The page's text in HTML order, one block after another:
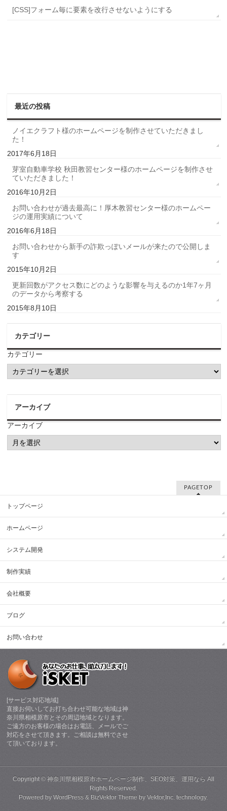
[CSS]フォーム毎に要素を改行させないようにする
最近の投稿
ノイエクラフト様のホームページを制作させていただきまし
た！
2017年6月18日
芽室自動車学校 秋田教習センター様のホームページを制作させ
ていただきました！
2016年10月2日
お問い合わせが過去最高に！厚木教習センター様のホームペー
ジの運用実績について
2016年6月18日
お問い合わせから新手の詐欺っぽいメールが来たので公開しま
す
2015年10月2日
更新回数がアクセス数にどのような影響を与えるのか1年7ヶ月
のデータから考察する
2015年8月10日
カテゴリー
カテゴリー
アーカイブ
アーカイブ
PAGETOP
トップページ
ホームページ
システム開発
制作実績
会社概要
ブログ
お問い合わせ
[サービス対応地域]
直接お伺いしてお打ち合わせ可能な地域は神
奈川県相模原市とその周辺地域となります。
ご遠方のお客様の場合はお電話、メールでご
対応をさせて頂きます。ご相談は無料でさせ
て頂いております。
Copyright © 神奈川県相模原市ホームページ制作、SEO対策、運用なら All
Rights Reserved.
Powered byWordPress & BizVektor Theme byVektor,Inc. technology.